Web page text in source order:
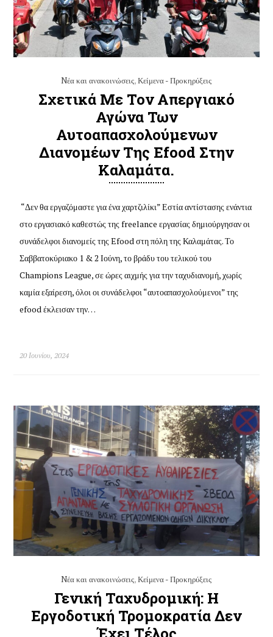
Nέα και ανακοινώσεις,Κείμενα - Προκηρύξεις
Σχετικά Με Τον Απεργιακό
Αγώνα Των
Αυτοαπασχολούμενων
Διανομέων Της Efood Στην
Καλαμάτα.
“Δεν θα εργαζόμαστε για ένα χαρτζιλίκι” Εστία αντίστασης ενάντια
στο εργασιακό καθεστώς της freelance εργασίας δημιούργησαν οι
συνάδελφοι διανομείς της Efood στη πόλη της Καλαμάτας. Το
Σαββατοκύριακο 1 & 2 Ιούνη, το βράδυ του τελικού του
Champions League, σε ώρες αιχμής για την ταχυδιανομή, χωρίς
καμία εξαίρεση, όλοι οι συνάδελφοι “αυτοαπασχολούμενοι” της
efood έκλεισαν την…
20 Ιουνίου, 2024
Nέα και ανακοινώσεις,Κείμενα - Προκηρύξεις
Γενική Ταχυδρομική: Η
Εργοδοτική Τρομοκρατία Δεν